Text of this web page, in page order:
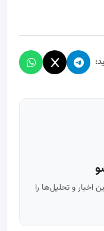
اخبار و تحلیل‌ها را